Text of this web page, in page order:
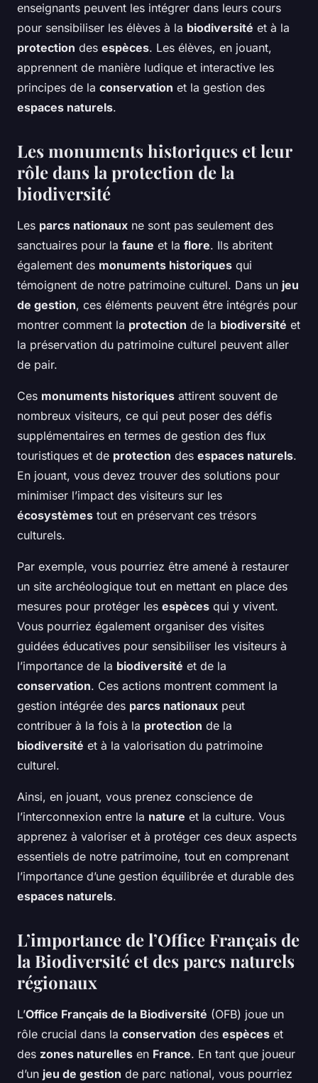
enseignants peuvent les intégrer dans leurs cours
pour sensibiliser les élèves à la biodiversité et à la
protection des espèces. Les élèves, en jouant,
apprennent de manière ludique et interactive les
principes de la conservation et la gestion des
espaces naturels.
Les monuments historiques et leur
rôle dans la protection de la
biodiversité
Les parcs nationaux ne sont pas seulement des
sanctuaires pour la faune et la flore. Ils abritent
également des monuments historiques qui
témoignent de notre patrimoine culturel. Dans un jeu
de gestion, ces éléments peuvent être intégrés pour
montrer comment la protection de la biodiversité et
la préservation du patrimoine culturel peuvent aller
de pair.
Ces monuments historiques attirent souvent de
nombreux visiteurs, ce qui peut poser des défis
supplémentaires en termes de gestion des flux
touristiques et de protection des espaces naturels.
En jouant, vous devez trouver des solutions pour
minimiser l’impact des visiteurs sur les
écosystèmes tout en préservant ces trésors
culturels.
Par exemple, vous pourriez être amené à restaurer
un site archéologique tout en mettant en place des
mesures pour protéger les espèces qui y vivent.
Vous pourriez également organiser des visites
guidées éducatives pour sensibiliser les visiteurs à
l’importance de la biodiversité et de la
conservation. Ces actions montrent comment la
gestion intégrée des parcs nationaux peut
contribuer à la fois à la protection de la
biodiversité et à la valorisation du patrimoine
culturel.
Ainsi, en jouant, vous prenez conscience de
l’interconnexion entre la nature et la culture. Vous
apprenez à valoriser et à protéger ces deux aspects
essentiels de notre patrimoine, tout en comprenant
l’importance d’une gestion équilibrée et durable des
espaces naturels.
L’importance de l’Office Français de
la Biodiversité et des parcs naturels
régionaux
L’Office Français de la Biodiversité (OFB) joue un
rôle crucial dans la conservation des espèces et
des zones naturelles en France. En tant que joueur
d’un jeu de gestion de parc national, vous pourriez